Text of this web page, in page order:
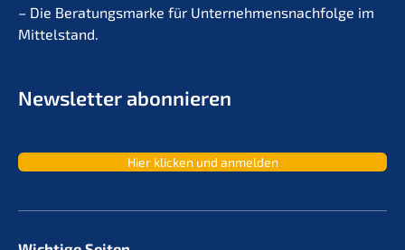
– Die Beratungs­mar­ke für Unternehmens­nachfolge im
Mittelstand.
Newslet­ter abonnieren
Hier klicken und anmelden